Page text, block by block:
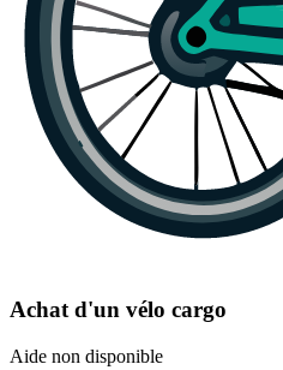
Achat d'un vélo cargo
Aide non disponible